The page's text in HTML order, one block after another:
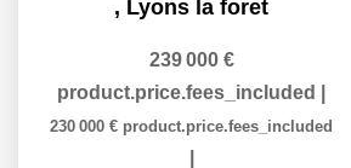
, Lyons la foret
239 000 €
product.price.fees_included
230 000 € product.price.fees_included